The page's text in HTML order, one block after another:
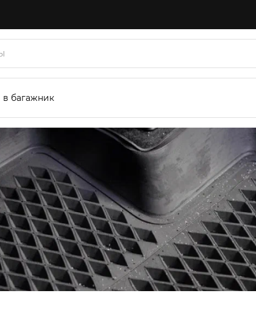
багажник